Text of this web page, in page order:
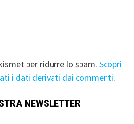
per ridurre lo spam. Scopri
i dati derivati dai commenti.
NEWSLETTER